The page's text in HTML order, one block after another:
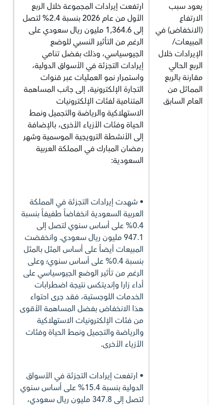
يعود سبب
الارتفاع
(الانخفاض) في
المبيعات/
الإيرادات خلال
الربع الحالي
مقارنة بالربع
المماثل من
العام السابق
ارتفعت إيرادات المجموعة خلال الربع
الأول من عام 2026 بنسبة 2.4% لتصل
إلى 1,364.6 مليون ريال سعودي على
الرغم من التأثير النسبي للوضع
الجيوسياسي، وذلك بفضل تنامي
إيرادات التجزئة في الأسواق الدولية،
واستمرار نمو العمليات عبر قنوات
التجارة الإلكترونية، إلى جانب المساهمة
المتنامية لفئات الإلكترونيات
الاستهلاكية والرياضة والتجميل ونمط
الحياة وفئات الأزياء الأخرى، بالإضافة
إلى الأنشطة الترويجية الموسمية وشهر
رمضان المبارك في المملكة العربية
السعودية:
• شهدت إيرادات التجزئة في المملكة
العربية السعودية انخفاضاً طفيفاً بنسبة
0.4% على أساس سنوي لتصل إلى
947.1 مليون ريال سعودي. وانخفضت
المبيعات أيضاً على أساس المثل بالمثل
بنسبة 0.4% على أساس سنوي؛ وعلى
الرغم من تأثير الوضع الجيوسياسي على
أداء زارا وإنديتكس نتيجة اضطرابات
الخدمات اللوجستية، فقد جرى احتواء
هذا الانخفاض بفضل المساهمة الأقوى
من فئات الإلكترونيات الاستهلاكية
والرياضة والتجميل ونمط الحياة وفئات
الأزياء الأخرى.
• ارتفعت إيرادات التجزئة في الأسواق
الدولية بنسبة 15.4% على أساس سنوي
لتصل إلى 347.8 مليون ريال سعودي،